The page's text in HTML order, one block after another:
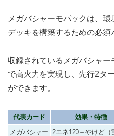
メガバシャーモパックは、
デッキを構築するための必須
収録されているメガバシャ
で高火力を実現し、先行2タ
ができます。
代表カード 効果・特徴
メガバシャー
2エネ120＋やけど（